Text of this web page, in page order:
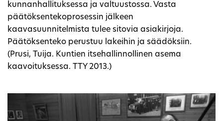
kunnanhallituksessa ja valtuustossa. Vasta
päätöksentekoprosessin jälkeen
kaavasuunnitelmista tulee sitovia asiakirjoja.
Päätöksenteko perustuu lakeihin ja säädöksiin.
(Prusi, Tuija. Kuntien itsehallinnollinen asema
kaavoituksessa. TTY 2013.)